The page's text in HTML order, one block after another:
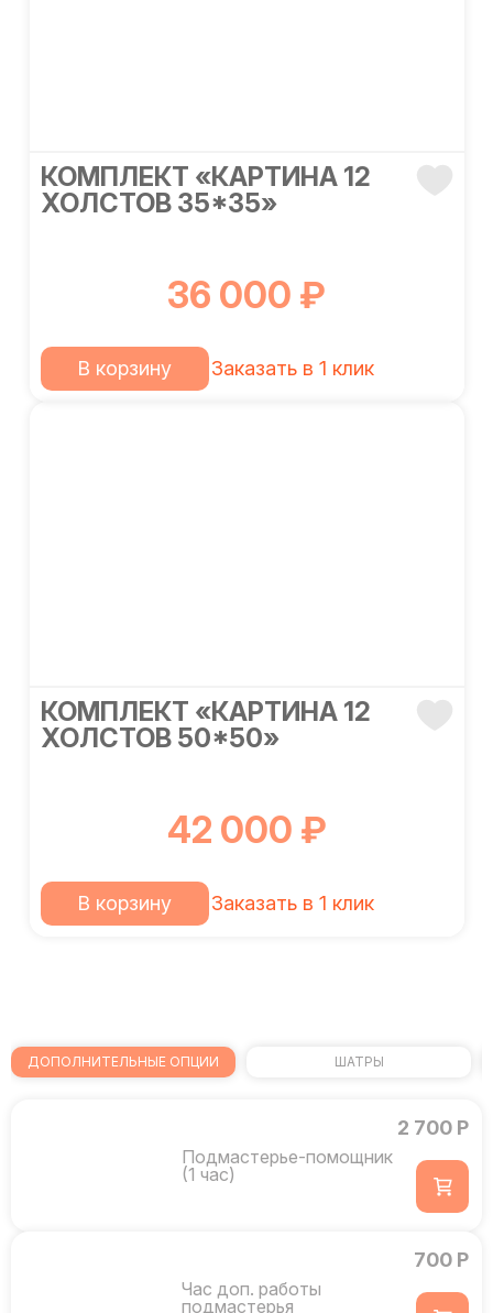
КОМПЛЕКТ «КАРТИНА 12
ХОЛСТОВ 35*35»
36 000 ₽
В корзину Заказать в 1 клик
КОМПЛЕКТ «КАРТИНА 12
ХОЛСТОВ 50*50»
42 000 ₽
В корзину Заказать в 1 клик
ДОПОЛНИТЕЛЬНЫЕ ОПЦИИ ШАТРЫ
Подмастерье-помощник
(1 час)
2 700 Р
Час доп. работы
подмастерья
700 Р